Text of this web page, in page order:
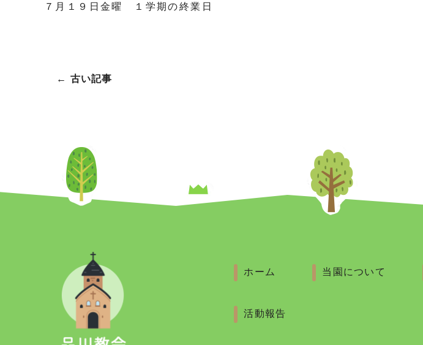
７月１９日金曜 １学期の終業日
← 古い記事
ホーム 当園について
活動報告